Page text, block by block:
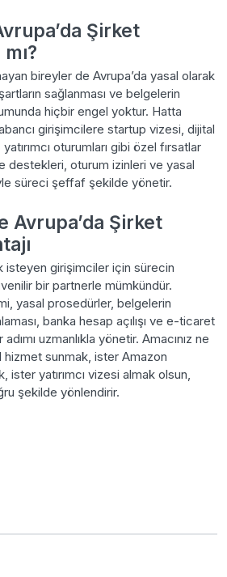
Şirket
bireyler de Avrupa’da yasal olarak
sağlanması ve belgelerin
hiçbir engel yoktur. Hatta
girişimcilere startup vizesi, dijital
oturumları gibi özel fırsatlar
destekleri, oturum izinleri ve yasal
süreci şeffaf şekilde yönetir.
Avrupa’da Şirket
isteyen girişimciler için sürecin
bir partnerle mümkündür.
yasal prosedürler, belgelerin
banka hesap açılışı ve e-ticaret
uzmanlıkla yönetir. Amacınız ne
hizmet sunmak, ister Amazon
ister yatırımcı vizesi almak olsun,
şekilde yönlendirir.